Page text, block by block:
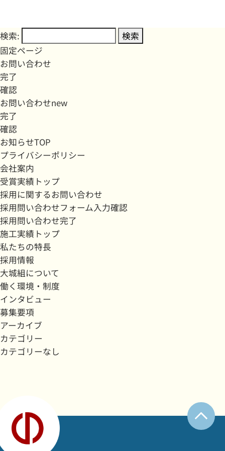
検索:
固定ページ
お問い合わせ
完了
確認
お問い合わせnew
完了
確認
お知らせTOP
プライバシーポリシー
会社案内
受賞実績トップ
採用に関するお問い合わせ
採用問い合わせフォーム入力確認
採用問い合わせ完了
施工実績トップ
私たちの特長
採用情報
大城組について
働く環境・制度
インタビュー
募集要項
アーカイブ
カテゴリー
カテゴリーなし